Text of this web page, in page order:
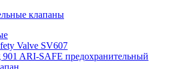
клапаны
Valve SV607
901 ARI-SAFE предохранительный